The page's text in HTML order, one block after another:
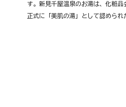
す。新見千屋温泉のお湯は、化粧品
正式に「美肌の湯」として認められ